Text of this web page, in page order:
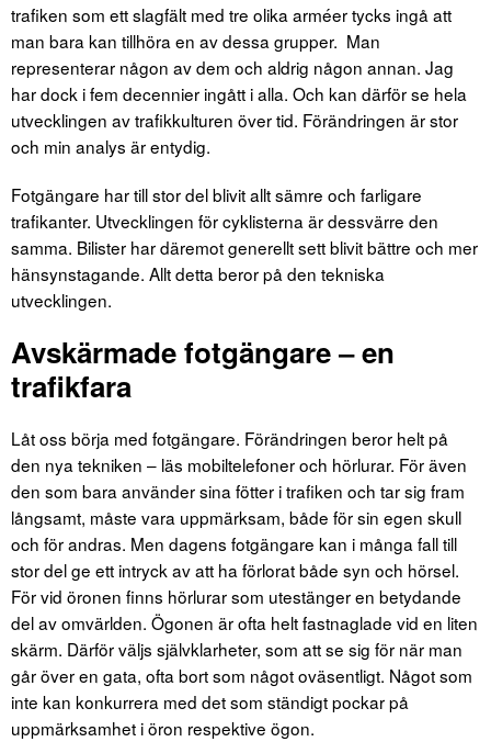
trafiken som ett slagfält med tre olika arméer tycks ingå att
man bara kan tillhöra en av dessa grupper. Man
representerar någon av dem och aldrig någon annan. Jag
har dock i fem decennier ingått i alla. Och kan därför se hela
utvecklingen av trafikkulturen över tid. Förändringen är stor
och min analys är entydig.
Fotgängare har till stor del blivit allt sämre och farligare
trafikanter. Utvecklingen för cyklisterna är dessvärre den
samma. Bilister har däremot generellt sett blivit bättre och mer
hänsynstagande. Allt detta beror på den tekniska
utvecklingen.
Avskärmade fotgängare ‒ en
trafikfara
Låt oss börja med fotgängare. Förändringen beror helt på
den nya tekniken – läs mobiltelefoner och hörlurar. För även
den som bara använder sina fötter i trafiken och tar sig fram
långsamt, måste vara uppmärksam, både för sin egen skull
och för andras. Men dagens fotgängare kan i många fall till
stor del ge ett intryck av att ha förlorat både syn och hörsel.
För vid öronen finns hörlurar som utestänger en betydande
del av omvärlden. Ögonen är ofta helt fastnaglade vid en liten
skärm. Därför väljs självklarheter, som att se sig för när man
går över en gata, ofta bort som något oväsentligt. Något som
inte kan konkurrera med det som ständigt pockar på
uppmärksamhet i öron respektive ögon.